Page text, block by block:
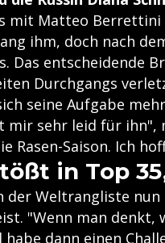
mit Matteo
ihm, doch nach
Das entscheidende
Durchgangs
seine Aufgabe
mir sehr leid für ihn",
Rasen-Saison. Ich
in Top
Weltrangliste nun
"Wenn man
dann einen